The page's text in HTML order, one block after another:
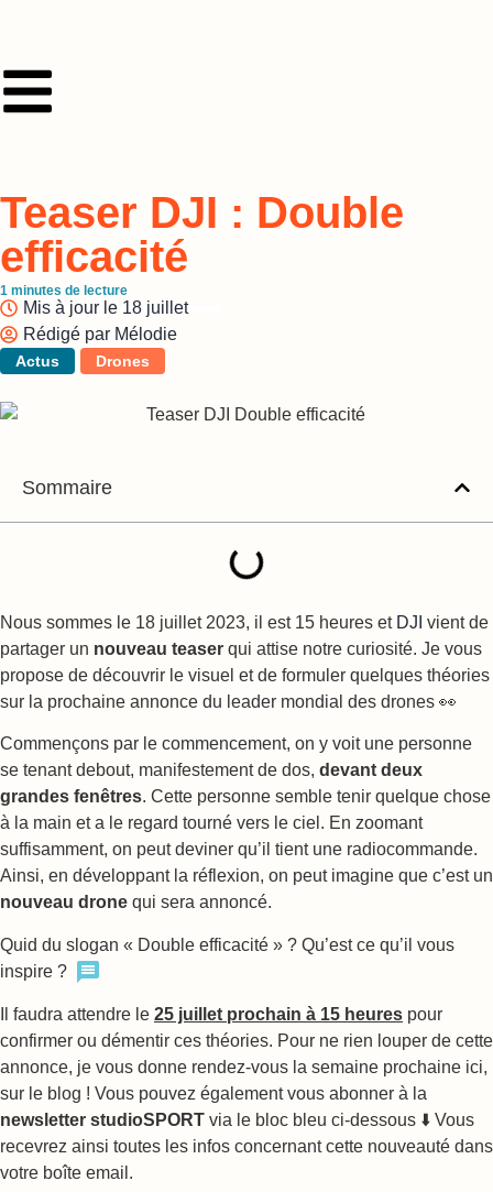
Teaser DJI : Double
efficacité
1 minutes de lecture
Mis à jour le 18 juillet
Rédigé par Mélodie
Actus Drones
Sommaire
Nous sommes le 18 juillet 2023, il est 15 heures et DJI vient de
partager un nouveau teaser qui attise notre curiosité. Je vous
propose de découvrir le visuel et de formuler quelques théories
sur la prochaine annonce du leader mondial des drones 👀
Commençons par le commencement, on y voit une personne
se tenant debout, manifestement de dos, devant deux
grandes fenêtres. Cette personne semble tenir quelque chose
à la main et a le regard tourné vers le ciel. En zoomant
suffisamment, on peut deviner qu’il tient une radiocommande.
Ainsi, en développant la réflexion, on peut imagine que c’est un
nouveau drone qui sera annoncé.
Quid du slogan « Double efficacité » ? Qu’est ce qu’il vous
inspire ?
Il faudra attendre le 25 juillet prochain à 15 heures pour
confirmer ou démentir ces théories. Pour ne rien louper de cette
annonce, je vous donne rendez-vous la semaine prochaine ici,
sur le blog ! Vous pouvez également vous abonner à la
newsletter studioSPORT via le bloc bleu ci-dessous ⬇️ Vous
recevrez ainsi toutes les infos concernant cette nouveauté dans
votre boîte email.